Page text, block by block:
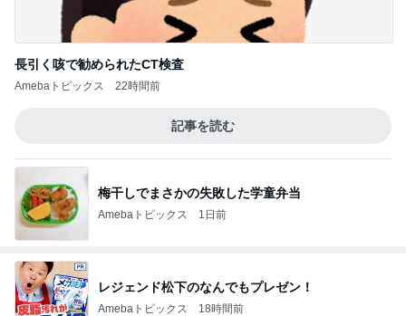
長引く咳で勧められたCT検査
Amebaトピックス 22時間前
記事を読む
梅干しでまさかの失敗した学童弁当
Amebaトピックス 1日前
レジェンド松下のなんでもプレゼン！
Amebaトピックス 18時間前